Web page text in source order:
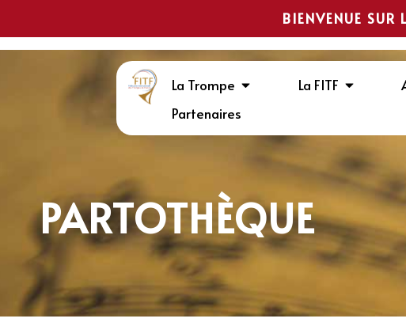
BIENVENUE
La Trompe La FITF
Partenaires
PARTOTHÈQUE